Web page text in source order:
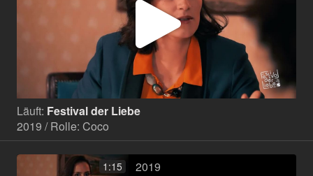
Video
Läuft: Festival der Liebe
2019 / Rolle: Coco
1:15
2019